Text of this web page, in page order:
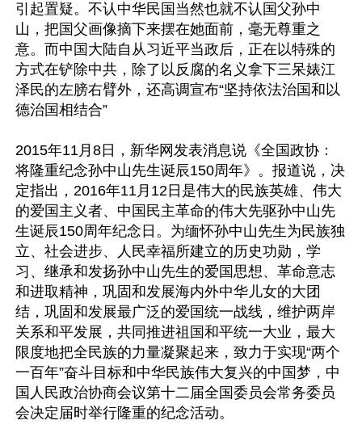
引起置疑。不认中华民国当然也就不认国父孙中
山，把国父画像摘下来摆在她面前，毫无尊重之
意。而中国大陆自从习近平当政后，正在以特殊的
方式在铲除中共，除了以反腐的名义拿下三呆婊江
泽民的左膀右臂外，还高调宣布“坚持依法治国和以
德治国相结合”
2015年11月8日，新华网发表消息说《全国政协：
将隆重纪念孙中山先生诞辰150周年》。报道说，决
定指出，2016年11月12日是伟大的民族英雄、伟大
的爱国主义者、中国民主革命的伟大先驱孙中山先
生诞辰150周年纪念日。为缅怀孙中山先生为民族独
立、社会进步、人民幸福所建立的历史功勋，学
习、继承和发扬孙中山先生的爱国思想、革命意志
和进取精神，巩固和发展海内外中华儿女的大团
结，巩固和发展最广泛的爱国统一战线，维护两岸
关系和平发展，共同推进祖国和平统一大业，最大
限度地把全民族的力量凝聚起来，致力于实现“两个
一百年”奋斗目标和中华民族伟大复兴的中国梦，中
国人民政治协商会议第十二届全国委员会常务委员
会决定届时举行隆重的纪念活动。